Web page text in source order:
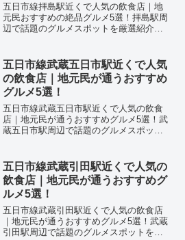
五日市線拝島駅近くで人気の飲食店｜地
元民おすすめの絶品グルメ5選！拝島駅周
辺で話題のグルメスポットを厳選紹介！
交通の要所。そんな拝島駅周辺には、地
元民に愛される飲食店...
五日市線武蔵五日市駅近くで人気
の飲食店｜地元民が通うおすすめ
グルメ5選！
五日市線武蔵五日市駅近くで人気の飲食
店｜地元民が通うおすすめグルメ5選！武
蔵五日市駅周辺で話題のグルメスポット
秋川渓谷の玄関口として自然と観光が融
合した魅力的なエリア...
五日市線武蔵引田駅近くで人気の
飲食店｜地元民が通うおすすめグ
ルメ5選！
五日市線武蔵引田駅近くで人気の飲食店
｜地元民が通うおすすめグルメ5選！武蔵
引田駅周辺で話題のグルメスポットを厳